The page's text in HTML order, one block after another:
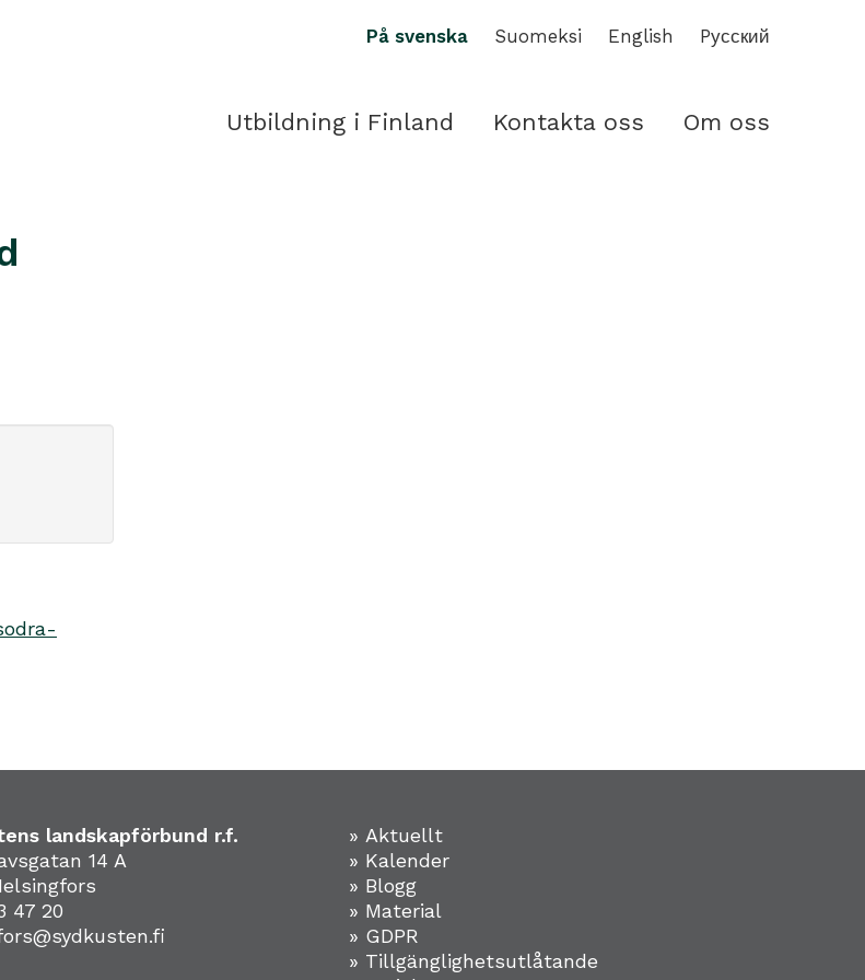
På svenska Suomeksi English Pусский
Utbildning i Finland Kontakta oss Om oss
landskapförbund r.f.
14 A
47 20
» Aktuellt
» Kalender
» Blogg
» Material
» GDPR
» Tillgänglighetsutlåtande